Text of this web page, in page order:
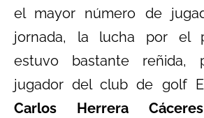
el mayor número de
jornada, la lucha por el
estuvo bastante reñida,
jugador del club de golf
Carlos Herrera Cáceres